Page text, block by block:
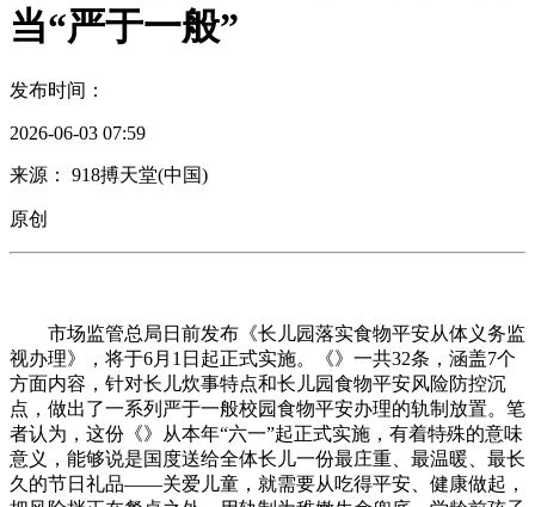
当“严于一般”
发布时间：
2026-06-03 07:59
来源： 918搏天堂(中国)
原创
市场监管总局日前发布《长儿园落实食物平安从体义务监
视办理》，将于6月1日起正式实施。《》一共32条，涵盖7个
方面内容，针对长儿炊事特点和长儿园食物平安风险防控沉
点，做出了一系列严于一般校园食物平安办理的轨制放置。笔
者认为，这份《》从本年“六一”起正式实施，有着特殊的意味
意义，能够说是国度送给全体长儿一份最庄重、最温暖、最长
久的节日礼品——关爱儿童，就需要从吃得平安、健康做起，